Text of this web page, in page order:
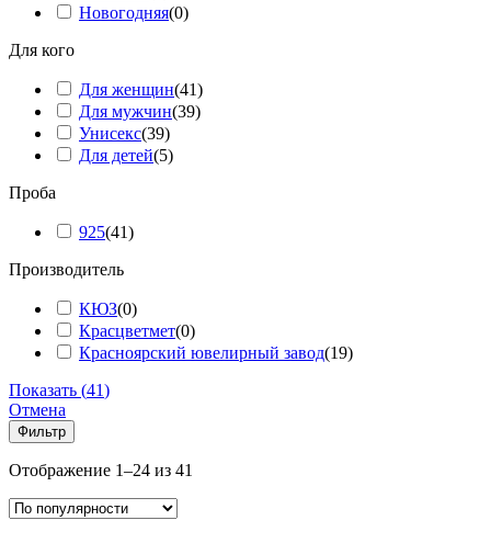
Новогодняя(0)
Для кого
Для женщин(41)
Для мужчин(39)
Унисекс(39)
Для детей(5)
Проба
925(41)
Производитель
КЮЗ(0)
Красцветмет(0)
Красноярский ювелирный завод(19)
Показать (41)
Отмена
Фильтр
Отображение 1–24 из 41